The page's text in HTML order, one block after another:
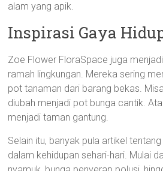
alam yang apik.
Inspirasi Gaya
Zoe Flower FloraSpace juga
ramah lingkungan. Mereka sering
pot tanaman dari barang bekas.
diubah menjadi pot bunga cantik.
menjadi taman gantung.
Selain itu, banyak pula artikel
dalam kehidupan sehari-hari. Mulai